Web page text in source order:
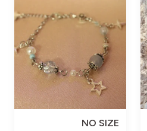
NO SIZE